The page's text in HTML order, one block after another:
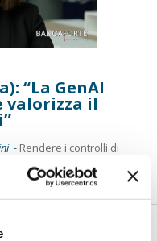
“La GenAI
valorizza il
-Rendere i controlli di